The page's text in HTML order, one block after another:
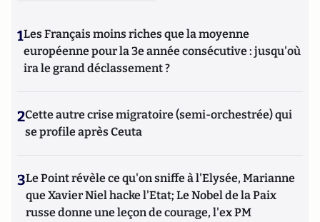
1Les Français moins riches que la moyenne
européenne pour la 3e année consécutive : jusqu'où
ira le grand déclassement ?
2Cette autre crise migratoire (semi-orchestrée) qui
se profile après Ceuta
3Le Point révèle ce qu'on sniffe à l'Elysée, Marianne
que Xavier Niel hacke l'Etat; Le Nobel de la Paix
russe donne une leçon de courage, l'ex PM